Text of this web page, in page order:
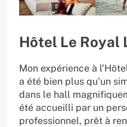
Hôtel Le Royal
Mon expérience à
a été bien plus qu’un
dans le hall
été accueilli par un
professionnel, prêt à